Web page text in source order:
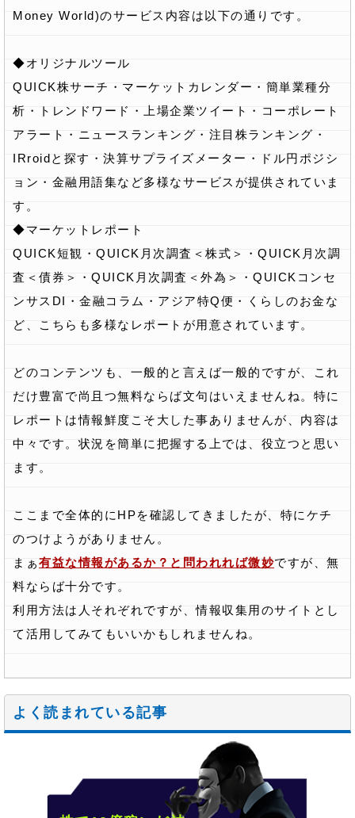
Money World)のサービス内容は以下の通りです。
◆オリジナルツール
QUICK株サーチ・マーケットカレンダー・簡単業種分
析・トレンドワード・上場企業ツイート・コーポレート
アラート・ニュースランキング・注目株ランキング・
IRroidと探す・決算サプライズメーター・ドル円ポジシ
ョン・金融用語集など多様なサービスが提供されていま
す。
◆マーケットレポート
QUICK短観・QUICK月次調査＜株式＞・QUICK月次調
査＜債券＞・QUICK月次調査＜外為＞・QUICKコンセ
ンサスDI・金融コラム・アジア特Q便・くらしのお金な
ど、こちらも多様なレポートが用意されています。
どのコンテンツも、一般的と言えば一般的ですが、これ
だけ豊富で尚且つ無料ならば文句はいえませんね。特に
レポートは情報鮮度こそ大した事ありませんが、内容は
中々です。状況を簡単に把握する上では、役立つと思い
ます。
ここまで全体的にHPを確認してきましたが、特にケチ
のつけようがありません。
まぁ有益な情報があるか？と問われれば微妙ですが、無
料ならば十分です。
利用方法は人それぞれですが、情報収集用のサイトとし
て活用してみてもいいかもしれませんね。
よく読まれている記事